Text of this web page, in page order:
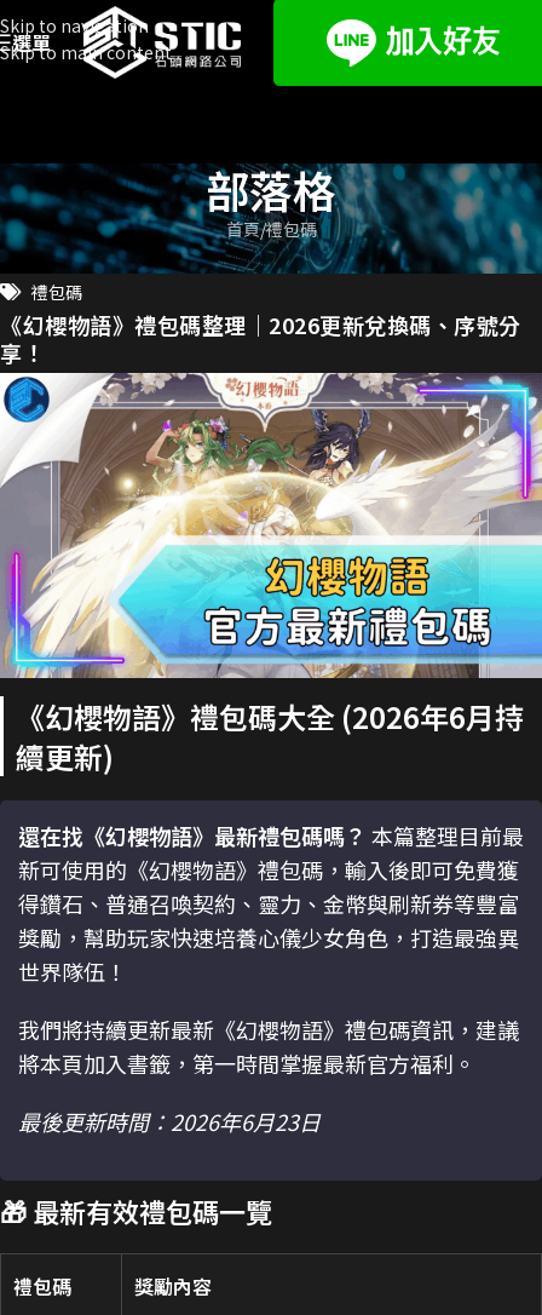
Skip to navigation
Skip to main content
選單
部落格
首頁 禮包碼
禮包碼
《幻櫻物語》禮包碼整理｜2026更新兌換碼、序號分
享！
《幻櫻物語》禮包碼大全 (2026年6月持
續更新)
還在找《幻櫻物語》最新禮包碼嗎？ 本篇整理目前最
新可使用的《幻櫻物語》禮包碼，輸入後即可免費獲
得鑽石、普通召喚契約、靈力、金幣與刷新券等豐富
獎勵，幫助玩家快速培養心儀少女角色，打造最強異
世界隊伍！
我們將持續更新最新《幻櫻物語》禮包碼資訊，建議
將本頁加入書籤，第一時間掌握最新官方福利。
最後更新時間：2026年6月23日
🎁 最新有效禮包碼一覽
禮包碼 獎勵內容